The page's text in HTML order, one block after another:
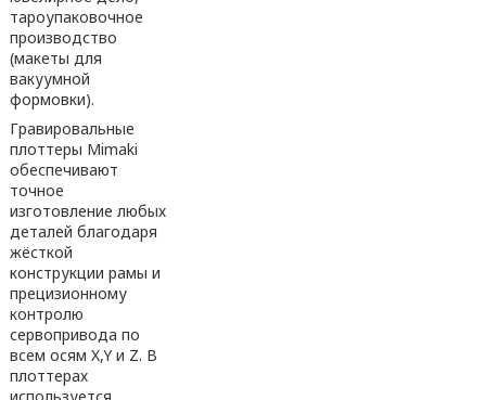
тароупаковочное
производство
(макеты для
вакуумной
формовки).
Гравировальные
плоттеры Mimaki
обеспечивают
точное
изготовление любых
деталей благодаря
жёсткой
конструкции рамы и
прецизионному
контролю
сервопривода по
всем осям X,Y и Z. В
плоттерах